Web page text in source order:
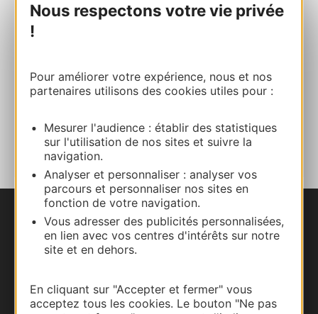
Nous respectons votre vie privée
!
Pour améliorer votre expérience, nous et nos
partenaires utilisons des cookies utiles pour :
Mesurer l'audience : établir des statistiques
sur l'utilisation de nos sites et suivre la
navigation.
Analyser et personnaliser : analyser vos
parcours et personnaliser nos sites en
fonction de votre navigation.
Vous adresser des publicités personnalisées,
en lien avec vos centres d'intérêts sur notre
site et en dehors.
En cliquant sur "Accepter et fermer" vous
acceptez tous les cookies. Le bouton "Ne pas
Facebook
AJOUTER
AU CARNET
Nous contacter
Carte interactive
Documentation